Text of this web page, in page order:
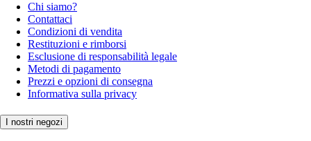
Chi siamo?
Contattaci
Condizioni di vendita
Restituzioni e rimborsi
Esclusione di responsabilità legale
Metodi di pagamento
Prezzi e opzioni di consegna
Informativa sulla privacy
I nostri negozi